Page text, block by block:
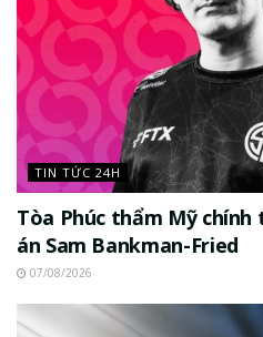
TIN TỨC 24H
Tòa Phúc thẩm Mỹ
án Sam Bankman-Fried
07/08/2026